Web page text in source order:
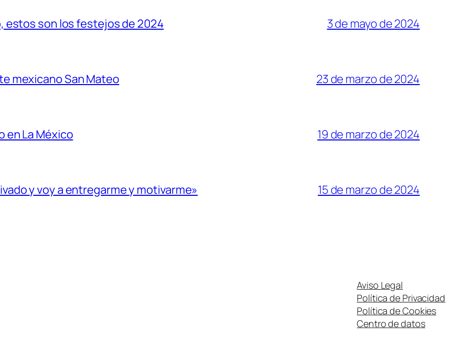
estos son los festejos de 2024 3 de mayo de 2024
mexicano San Mateo 23 de marzo de 2024
en La México 19 de marzo de 2024
y voy a entregarme y motivarme» 15 de marzo de 2024
Aviso Legal
Política de Privacidad
Política de Cookies
Centro de datos